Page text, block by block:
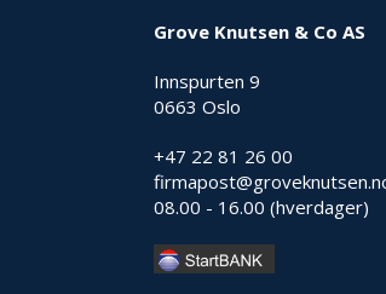
Grove Knutsen & Co AS
Innspurten 9
0663 Oslo
+47 22 81 26 00
08.00 - 16.00 (hverdager)